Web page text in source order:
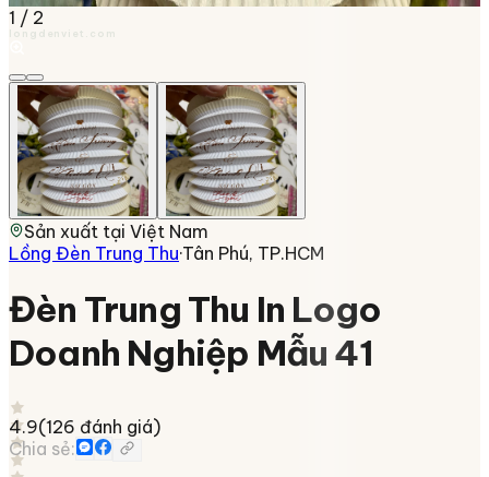
1 / 2
longdenviet.com
Sản xuất tại Việt Nam
Lồng Đèn Trung Thu·Tân Phú, TP.HCM
Đèn Trung Thu In Logo
Doanh Nghiệp Mẫu 41
4.9(126 đánh giá)
Chia sẻ: